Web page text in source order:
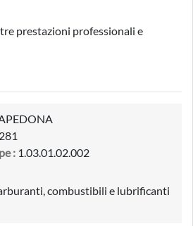
prestazioni professionali e
: 1.03.01.02.002
combustibili e lubrificanti